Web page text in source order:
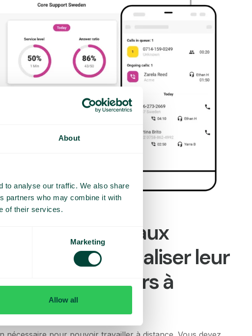
About
to analyse our traffic. We also share
partners who may combine it with
of their services.
Marketing
Allow all
à donner aux
à rationaliser leur
les travailleurs à